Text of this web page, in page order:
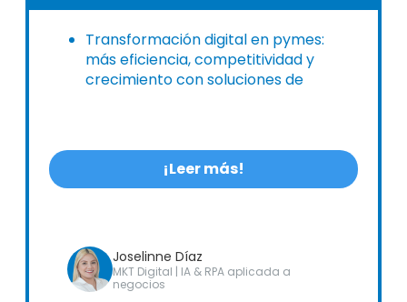
Transformación digital en pymes:
más eficiencia, competitividad y
crecimiento con soluciones de
¡Leer más!
Joselinne Díaz
MKT Digital | IA & RPA aplicada a
negocios